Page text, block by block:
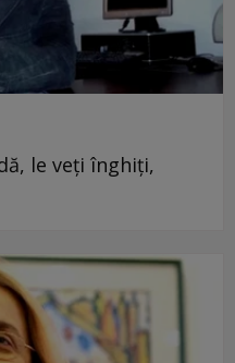
le veţi înghiţi,